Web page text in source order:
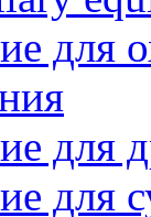
для
для
для